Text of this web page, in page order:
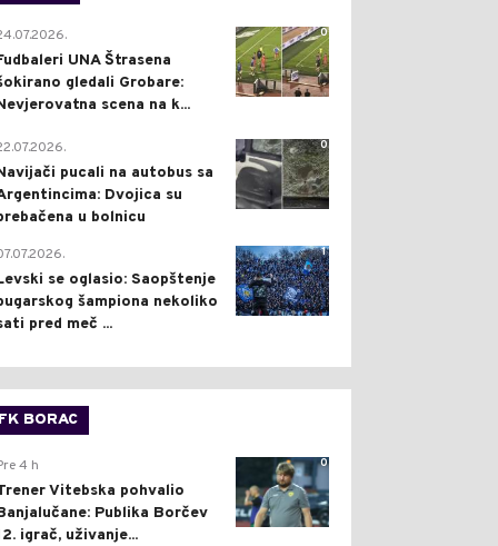
0
UNA Štrasena
gledali Grobare:
scena na k...
0
pucali na autobus sa
Dvojica su
u bolnicu
1
se oglasio: Saopštenje
šampiona nekoliko
pred meč ...
FK BORAC
0
4 h
Vitebska pohvalio
Publika Borčev
igrač, uživanje...